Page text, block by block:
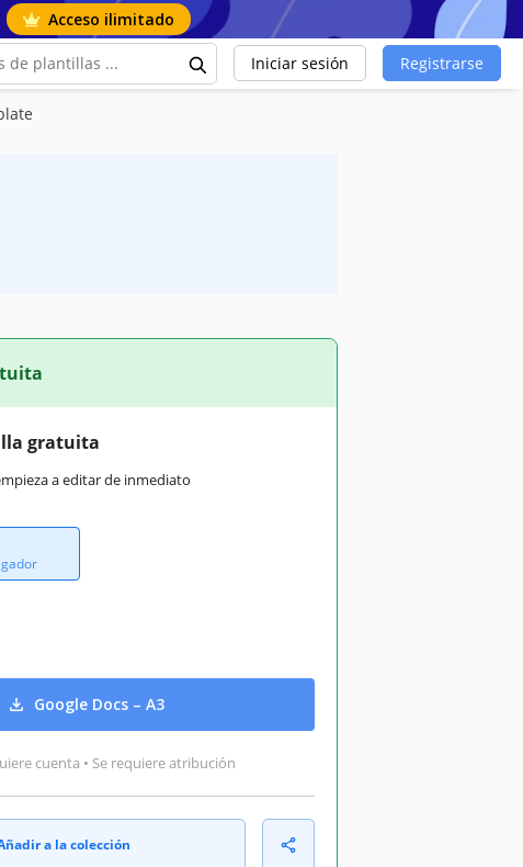
Acceso ilimitado
Iniciar sesión Registrarse
gratuita
a editar de inmediato
Google Docs – A3
cuenta • Se requiere atribución
a la colección